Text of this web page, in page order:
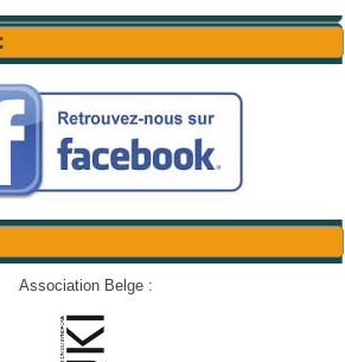
Association Belge :